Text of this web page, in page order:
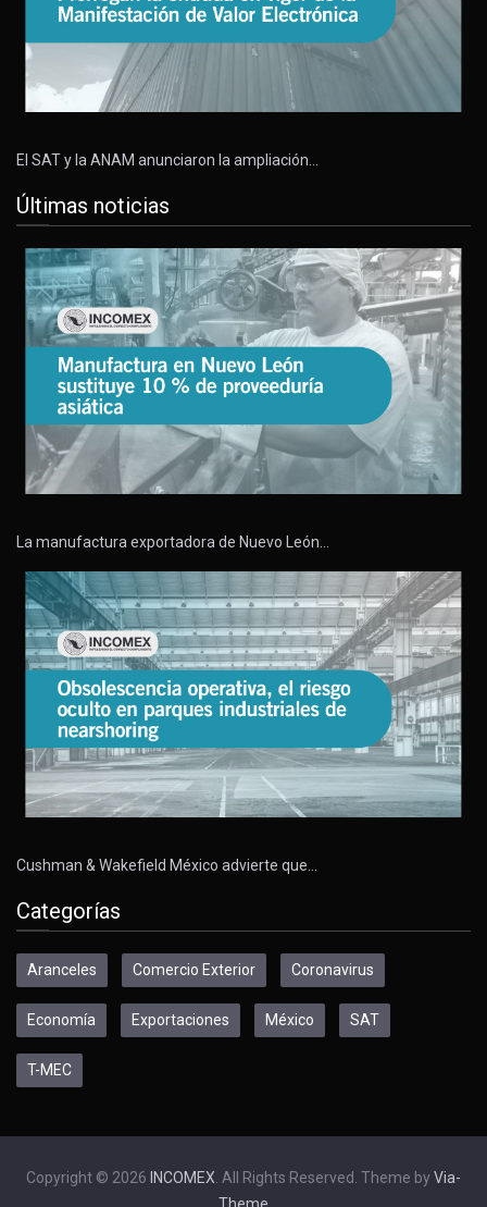
El SAT y la ANAM anunciaron la ampliación…
Últimas noticias
La manufactura exportadora de Nuevo León…
Cushman & Wakefield México advierte que…
Categorías
Aranceles Comercio Exterior Coronavirus
Economía Exportaciones México SAT
T-MEC
Copyright © 2026 INCOMEX . All Rights Reserved. Theme by Via-